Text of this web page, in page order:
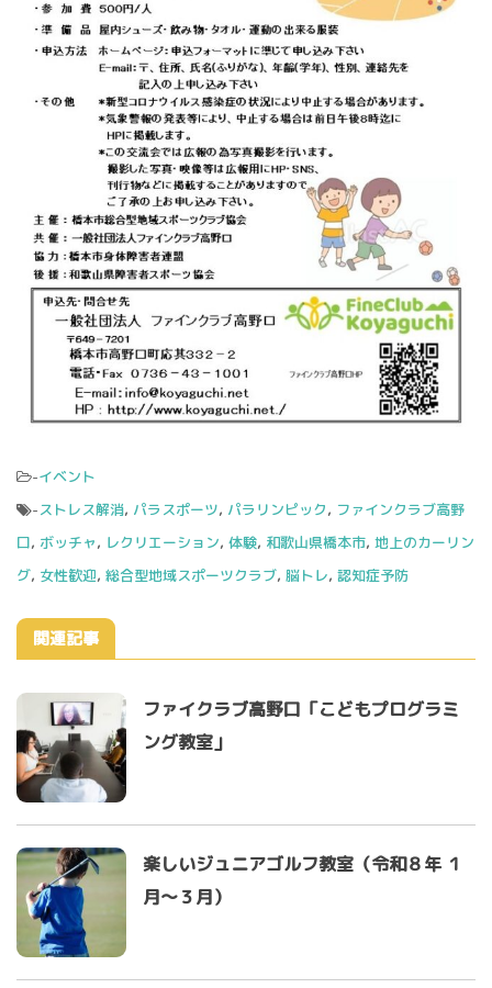
-イベント
-ストレス解消, パラスポーツ, パラリンピック, ファインクラブ高野
口, ボッチャ, レクリエーション, 体験, 和歌山県橋本市, 地上のカーリン
グ, 女性歓迎, 総合型地域スポーツクラブ, 脳トレ, 認知症予防
関連記事
ファイクラブ高野口「こどもプログラミ
ング教室」
楽しいジュニアゴルフ教室（令和８年 １
月～３月）